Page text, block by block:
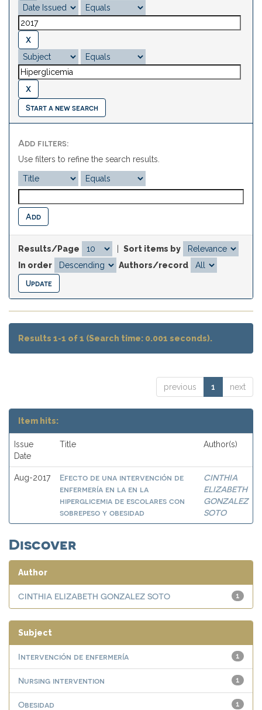
Start a new search
Add filters:
Use filters to refine the search results.
Results/Page
Sort items by
In order
Authors/record
Results 1-1 of 1 (Search time: 0.001 seconds).
previous 1 next
Item hits:
Issue
Date
Title Author(s)
Aug-2017
Efecto de una intervención de
enfermería en la en la
hiperglicemia de escolares con
sobrepeso y obesidad
CINTHIA
ELIZABETH
GONZALEZ
SOTO
Discover
Author
1
CINTHIA ELIZABETH GONZALEZ SOTO
Subject
1
Intervención de enfermería
1
Nursing intervention
1
Obesidad